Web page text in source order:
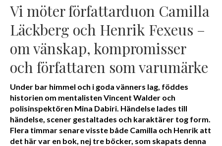
Vi möter författarduon Camilla
Läckberg och Henrik Fexeus –
om vänskap, kompromisser
och författaren som varumärke
Under bar himmel och i goda vänners lag, föddes
historien om mentalisten Vincent Walder och
polisinspektören Mina Dabiri. Händelse lades till
händelse, scener gestaltades och karaktärer tog form.
Flera timmar senare visste både Camilla och Henrik att
det här var en bok, nej tre böcker, som skapats denna